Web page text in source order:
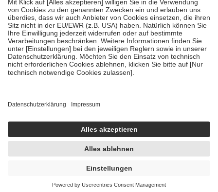
fallenkeine Zuzahlungenan bei:
• Kindern und Jugendlichen bis zum vollendeten 18. Lebensjahr
mit Ausnahme der Fahrkosten
• Untersuchungen zur Vorsorge und Früherkennung, die von der
GKV getragen werden
• empfohlenen Schutzimpfungen
• Harn- und Blutteststreifen
getroffen, um sicherzustellen, dass es sich um echte Bewertungen
https://help.etrusted.com/hc/de/articles/4419944605341
Einige Bilder und Inhalte wurden unter Zuhilfenahme künstlicher